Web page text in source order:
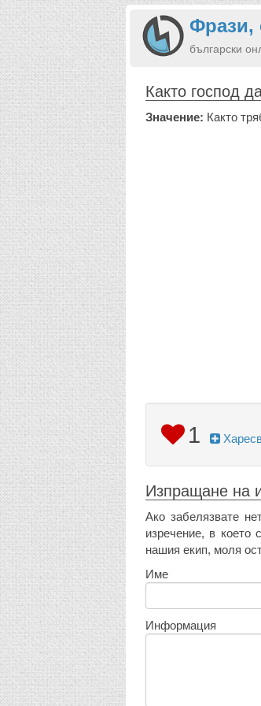
Фрази,
български
Както господ
Значение: Както
1
Изпращане на
Ако забелязвате
изречение, в което
нашия екип, моля
Име
Информация